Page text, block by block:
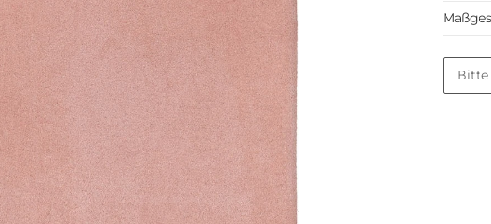
Bitte